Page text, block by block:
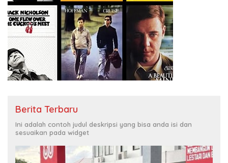
Berita Terbaru
Ini adalah contoh judul deskripsi yang bisa anda isi dan
sesuaikan pada widget